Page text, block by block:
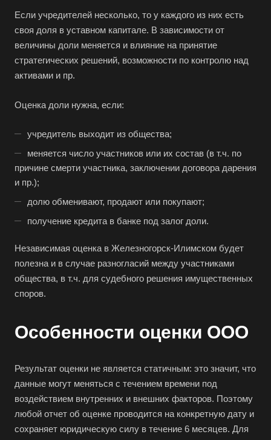
Если учредителей несколько, то у каждого из них есть
своя доля в уставном капитале. В зависимости от
величины доли меняется и влияние на принятие
стратегических решений, возможности по контролю над
активами и пр.
Оценка доли нужна, если:
учредитель выходит из общества;
меняется число участников или их состав (в т.ч. по
причине смерти участника, заключении договора дарения
и пр.);
долю обменивают, продают или покупают;
получение кредита в банке под залог доли.
Независимая оценка в Железногорск-Илимском будет
полезна и в случае разногласий между участниками
общества, в т.ч. для судебного решения имущественных
споров.
Особенности оценки ООО
Результат оценки не является статичным: это значит, что
данные могут меняться с течением времени под
воздействием внутренних и внешних факторов. Поэтому
любой отчет об оценке проводится на конкретную дату и
сохраняет юридическую силу в течение 6 месяцев. Для
Выберите ваш город